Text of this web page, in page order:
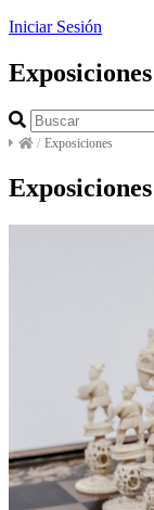
Iniciar Sesión
Exposiciones
/ Exposiciones
Exposiciones